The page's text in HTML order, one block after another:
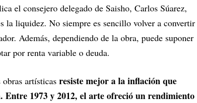
el consejero delegado de Saisho, Carlos Súarez,
la liquidez. No siempre es sencillo volver a convertir
Además, dependiendo de la obra, puede suponer
por renta variable o deuda.
artísticas resiste mejor a la inflación que
Entre 1973 y 2012, el arte ofreció un rendimiento